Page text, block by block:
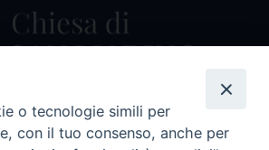
o tecnologie simili per
con il tuo consenso, anche per